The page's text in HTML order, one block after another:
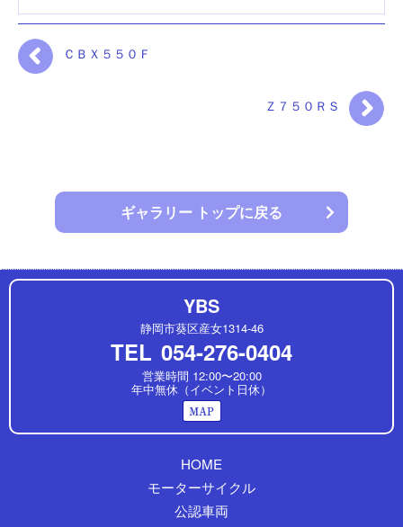
ＣＢＸ５５０Ｆ
Ｚ７５０ＲＳ
ギャラリー トップに戻る
YBS
静岡市葵区産女1314-46
TEL 054-276-0404
営業時間 12:00〜20:00
年中無休（イベント日休）
HOME
モーターサイクル
公認車両